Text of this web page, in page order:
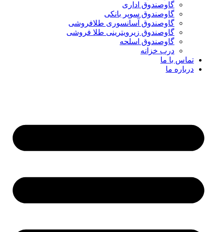
گاوصندوق اداری
گاوصندوق سوپر بانکی
گاوصندوق آسانسوری طلافروشی
گاوصندوق زیرویترینی طلا فروشی
گاوصندوق اسلحه
درب خزانه
تماس با ما
درباره ما